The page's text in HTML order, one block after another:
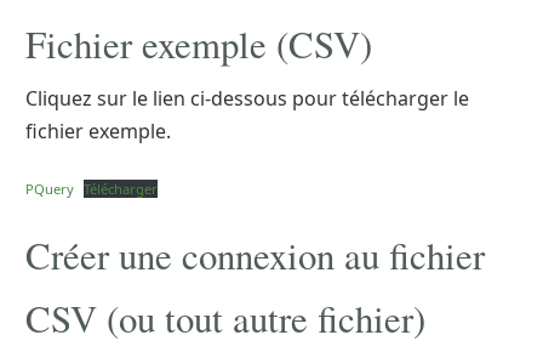
Fichier exemple (CSV)
Cliquez sur le lien ci-dessous pour télécharger le
fichier exemple.
PQuery Télécharger
Créer une connexion au fichier
CSV (ou tout autre fichier)